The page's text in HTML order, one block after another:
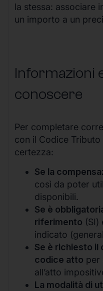
la stessa: associare
un importo a un
Informazioni
conoscere
Per completare
con il Codice
certezza:
Se la
così da poter
disponibili.
Se è
riferimento (SI)
indicato
Se è richiesto
codice atto per
all’atto
La modalità di